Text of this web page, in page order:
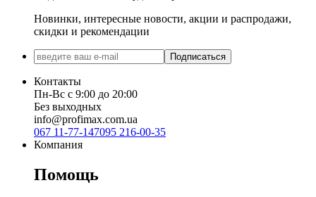
Новинки, интересные новости, акции и распродажи,
скидки и рекомендации
Подписаться
Контакты
Пн-Вс с 9:00 до 20:00
Без выходных
info@profimax.com.ua
067 11-77-147095 216-00-35
Компания
Помощь